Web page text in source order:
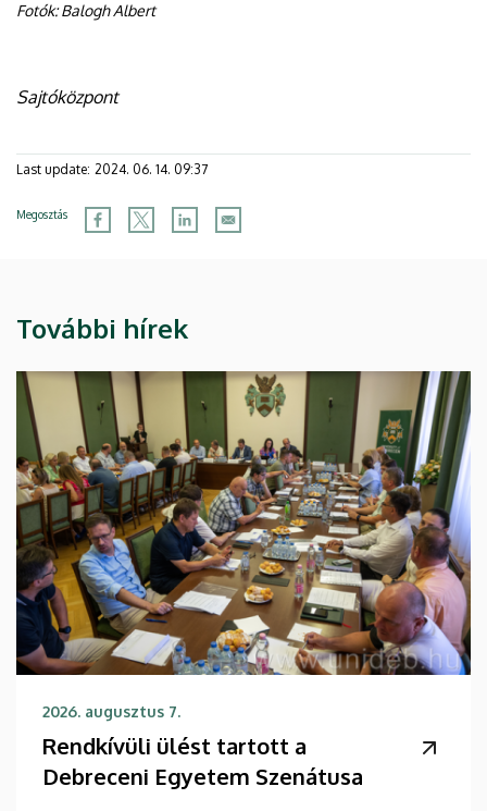
Fotók: Balogh Albert
Sajtóközpont
Last update: 2024. 06. 14. 09:37
Megosztás
További hírek
2026. augusztus 7.
Rendkívüli ülést tartott a
Debreceni Egyetem Szenátusa